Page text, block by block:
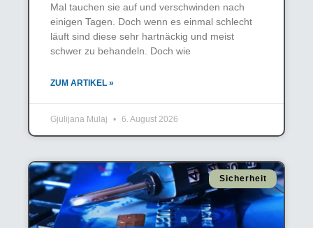
Mal tauchen sie auf und verschwinden nach
einigen Tagen. Doch wenn es einmal schlecht
läuft sind diese sehr hartnäckig und meist
schwer zu behandeln. Doch wie
ZUM ARTIKEL »
Gjulijana Mulaj 6. August 2026
Sicherheit